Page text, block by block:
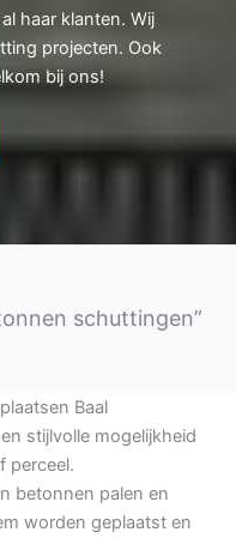
haar klanten. Wij
projecten. Ook
bij ons!
schuttingen”
Baal
stijlvolle mogelijkheid
perceel.
betonnen palen en
worden geplaatst en